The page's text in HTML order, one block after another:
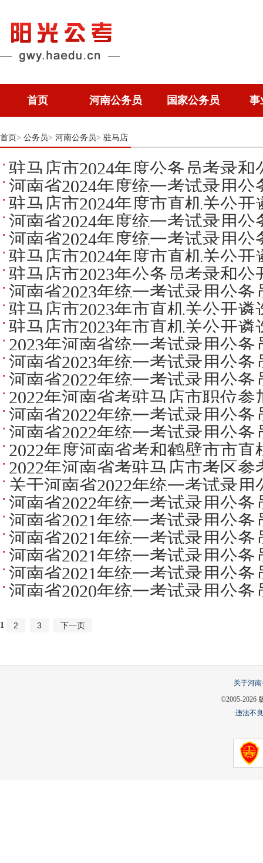
首页 河南公务员 国家公务员 事
首页> 公务员> 河南公务员> 驻马店
驻马店市2024年度公务员考录
河南省2024年度统一考试录用
认递补公告
驻马店市2024年度市直机关公
河南省2024年度统一考试录用
认公告
河南省2024年度统一考试录用
醒
驻马店市2024年度市直机关公
驻马店市2023年公务员考录和
河南省2023年统一考试录用公
递补公告
驻马店市2023年市直机关公开
告
驻马店市2023年市直机关公开
2023年河南省统一考试录用公
公告
河南省2023年统一考试录用公
河南省2022年统一考试录用公
公告
2022年河南省考驻马店市职位
告
河南省2022年统一考试录用公
考生疫情防控注意事项
河南省2022年统一考试录用公
确认公告
2022年度河南省考和鹤壁市市
参考考生疫情防控须知
2022年河南省考驻马店市考区
及温馨提示
关于河南省2022年统一考试录
试退费的公告
河南省2022年统一考试录用公
河南省2021年统一考试录用公
面试资格确认公告
河南省2021年统一考试录用公
河南省2021年统一考试录用公
况公告
河南省2021年统一考试录用公
读
河南省2020年统一考试录用公
1 2 3 下一页
关于河
©2005-2026
违法不